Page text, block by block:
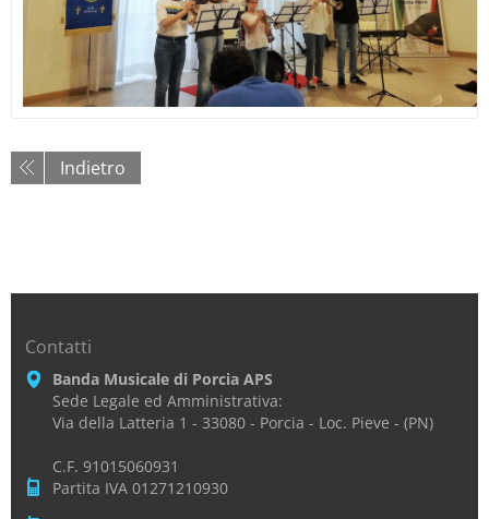
Indietro
Contatti
Banda Musicale di Porcia APS
Sede Legale ed Amministrativa:
Via della Latteria 1 - 33080 - Porcia - Loc. Pieve - (PN)
C.F. 91015060931
Partita IVA 01271210930